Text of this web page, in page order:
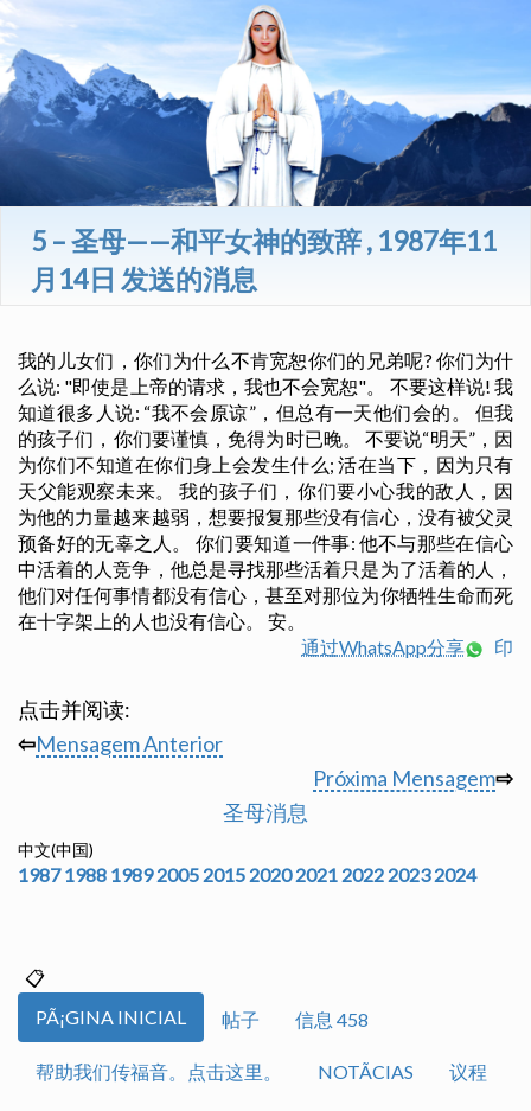
5 – 圣母——和平女神的致辞 , 1987年11
月14日 发送的消息
我的儿女们，你们为什么不肯宽恕你们的兄弟呢? 你们为什
么说: "即使是上帝的请求，我也不会宽恕"。 不要这样说! 我
知道很多人说: “我不会原谅”，但总有一天他们会的。 但我
的孩子们，你们要谨慎，免得为时已晚。 不要说“明天”，因
为你们不知道在你们身上会发生什么; 活在当下，因为只有
天父能观察未来。 我的孩子们，你们要小心我的敌人，因
为他的力量越来越弱，想要报复那些没有信心，没有被父灵
预备好的无辜之人。 你们要知道一件事: 他不与那些在信心
中活着的人竞争，他总是寻找那些活着只是为了活着的人，
他们对任何事情都没有信心，甚至对那位为你牺牲生命而死
在十字架上的人也没有信心。 安。
通过WhatsApp分享
印
点击并阅读:
⇦Mensagem Anterior
Próxima Mensagem⇨
圣母消息
中文(中国)
1987 1988 1989 2005 2015 2020 2021 2022 2023 2024
PÃ¡GINA INICIAL 帖子 信息 458
帮助我们传福音。点击这里。 NOTÃ­CIAS 议程